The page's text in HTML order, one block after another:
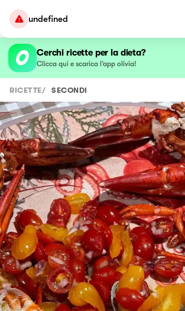
undefined
Cerchi ricette per la dieta?
Clicca qui e scarica l’app olivia!
RICETTE/ SECONDI